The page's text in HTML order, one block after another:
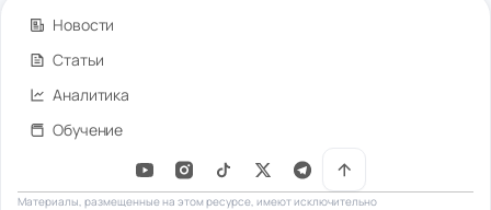
Новости
Статьи
Аналитика
Обучение
Материалы, размещенные на этом ресурсе, имеют исключительно